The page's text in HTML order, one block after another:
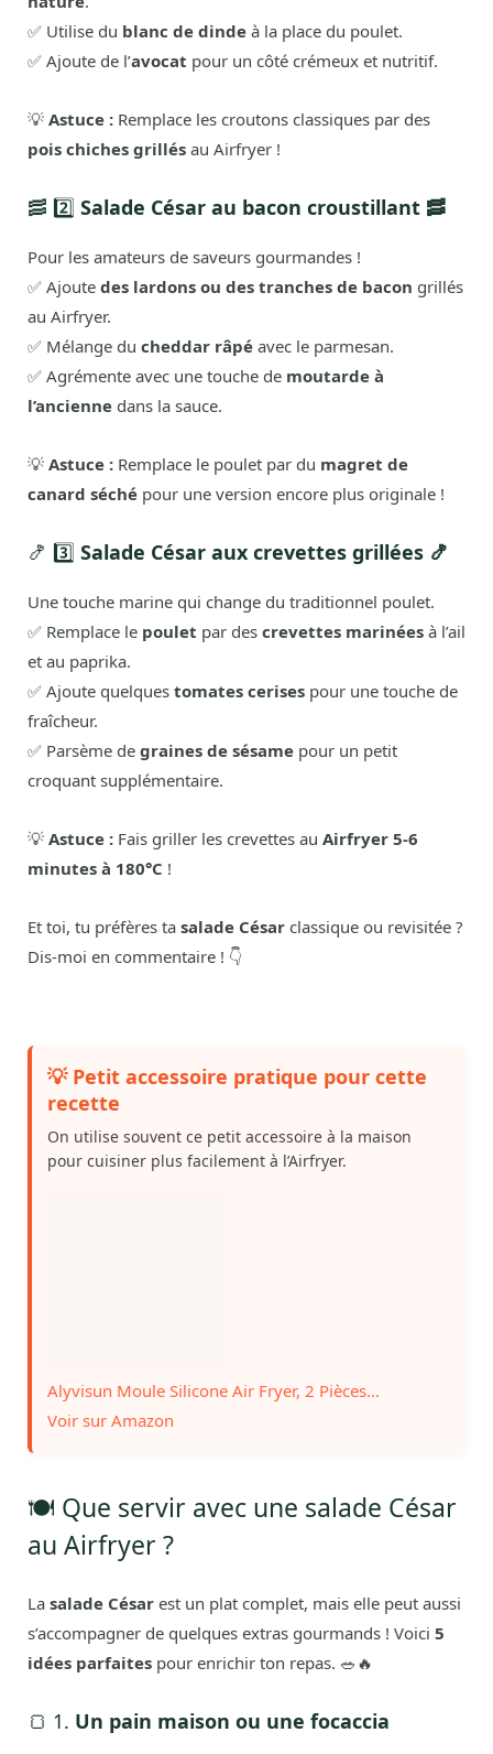
✅ Utilise du blanc de dinde à la place du poulet.
✅ Ajoute de l’avocat pour un côté crémeux et nutritif.
💡 Astuce : Remplace les croutons classiques par des
pois chiches grillés au Airfryer !
🥓 2️⃣ Salade César au bacon croustillant 🥓
Pour les amateurs de saveurs gourmandes !
✅ Ajoute des lardons ou des tranches de bacon grillés
au Airfryer.
✅ Mélange du cheddar râpé avec le parmesan.
✅ Agrémente avec une touche de moutarde à
l’ancienne dans la sauce.
💡 Astuce : Remplace le poulet par du magret de
canard séché pour une version encore plus originale !
🍤 3️⃣ Salade César aux crevettes grillées 🍤
Une touche marine qui change du traditionnel poulet.
✅ Remplace le poulet par des crevettes marinées à l’ail
et au paprika.
✅ Ajoute quelques tomates cerises pour une touche de
fraîcheur.
✅ Parsème de graines de sésame pour un petit
croquant supplémentaire.
💡 Astuce : Fais griller les crevettes au Airfryer 5-6
minutes à 180°C !
Et toi, tu préfères ta salade César classique ou revisitée ?
Dis-moi en commentaire ! 👇
💡 Petit accessoire pratique pour cette
recette
On utilise souvent ce petit accessoire à la maison
pour cuisiner plus facilement à l’Airfryer.
Alyvisun Moule Silicone Air Fryer, 2 Pièces...
Voir sur Amazon
🍽️ Que servir avec une salade César
au Airfryer ?
La salade César est un plat complet, mais elle peut aussi
s’accompagner de quelques extras gourmands ! Voici 5
idées parfaites pour enrichir ton repas. 🥗🔥
🍞 1. Un pain maison ou une focaccia